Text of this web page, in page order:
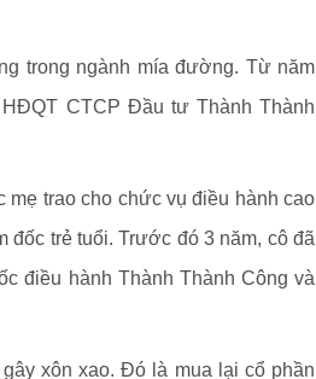
trong ngành mía đường. Từ năm
CTCP Đầu tư Thành Thành
trao cho chức vụ điều hành cao
đốc trẻ tuổi. Trước đó 3 năm, cô đã
điều hành Thành Thành Công và
xôn xao. Đó là mua lại cổ phần